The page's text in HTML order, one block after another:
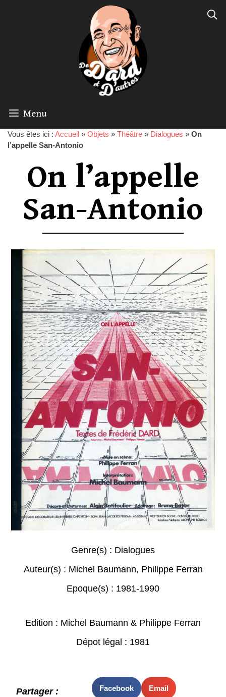
Menu
Vous êtes ici : Accueil » Objets » Théâtre » Dialogues » On
l’appelle San-Antonio
On l’appelle
San-Antonio
Genre(s) : Dialogues
Auteur(s) : Michel Baumann, Philippe Ferran
Epoque(s) : 1981-1990
Edition : Michel Baumann & Philippe Ferran
Dépot légal : 1981
Partager : Facebook Email